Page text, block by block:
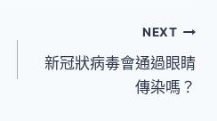
NEXT
新冠狀病毒會通過眼睛
傳染嗎？